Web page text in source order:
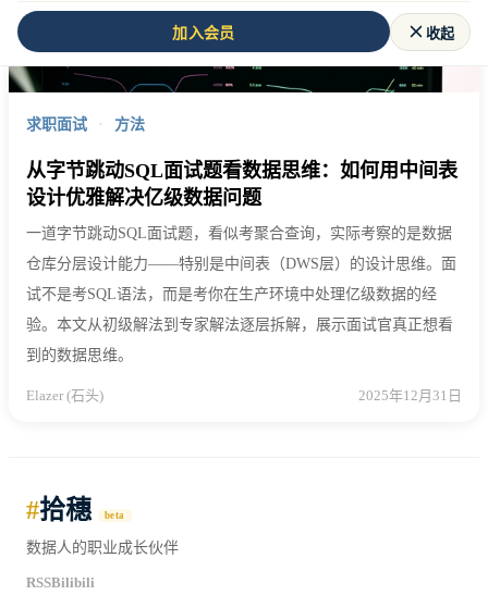
加入会员 收起
求职面试 · 方法
从字节跳动SQL面试题看数据思维：如何用中间表
设计优雅解决亿级数据问题
一道字节跳动SQL面试题，看似考聚合查询，实际考察的是数据
仓库分层设计能力——特别是中间表（DWS层）的设计思维。面
试不是考SQL语法，而是考你在生产环境中处理亿级数据的经
验。本文从初级解法到专家解法逐层拆解，展示面试官真正想看
到的数据思维。
Elazer (石头) 2025年12月31日
#拾穗 beta
数据人的职业成长伙伴
RSSBilibili